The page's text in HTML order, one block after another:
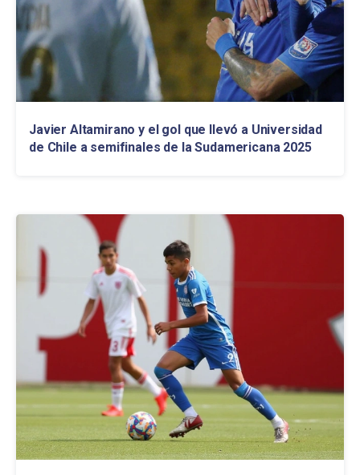
Javier Altamirano y el gol que llevó a Universidad
de Chile a semifinales de la Sudamericana 2025